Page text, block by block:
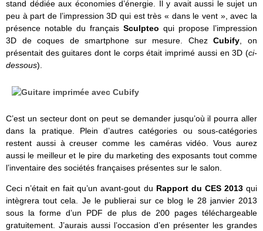
stand dédiée aux économies d’énergie. Il y avait aussi le sujet un
peu à part de l’impression 3D qui est très « dans le vent », avec la
présence notable du français Sculpteo qui propose l’impression
3D de coques de smartphone sur mesure. ChezCubify, on
présentait des guitares dont le corps était imprimé aussi en 3D (ci-
dessous).
C’est un secteur dont on peut se demander jusqu’où il pourra aller
dans la pratique. Plein d’autres catégories ou sous-catégories
restent aussi à creuser comme les caméras vidéo. Vous aurez
aussi le meilleur et le pire du marketing des exposants tout comme
l’inventaire des sociétés françaises présentes sur le salon.
Ceci n’était en fait qu’un avant-gout du Rapport du CES 2013qui
intègrera tout cela. Je le publierai sur ce blog le 28 janvier 2013
sous la forme d’un PDF de plus de 200 pages téléchargeable
gratuitement. J’aurais aussi l’occasion d’en présenter les grandes